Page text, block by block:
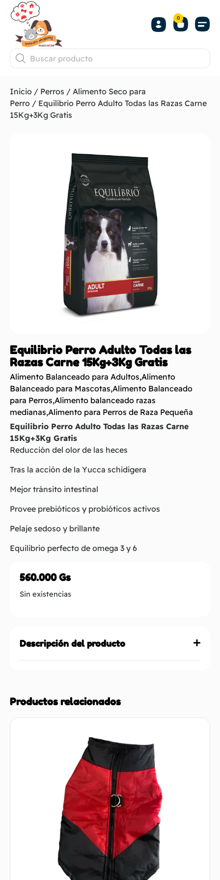
0
Inicio / Perros / Alimento Seco para
Perro / Equilibrio Perro Adulto Todas las Razas Carne
15Kg+3Kg Gratis
Equilibrio Perro Adulto Todas las
Razas Carne 15Kg+3Kg Gratis
Alimento Balanceado para Adultos,Alimento
Balanceado para Mascotas,Alimento Balanceado
para Perros,Alimento balanceado razas
medianas,Alimento para Perros de Raza Pequeña
Equilibrio Perro Adulto Todas las Razas Carne
15Kg+3Kg Gratis
Reducción del olor de las heces
Tras la acción de la Yucca schidigera
Mejor tránsito intestinal
Provee prebióticos y probióticos activos
Pelaje sedoso y brillante
Equilibrio perfecto de omega 3 y 6
560.000Gs
Sin existencias
Descripción del producto
Productos relacionados